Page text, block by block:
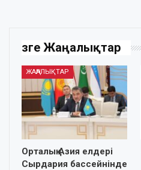
Өзге Жаңалықтар
ЖАҢАЛЫҚТАР
Орталық Азия елдері
Сырдария бассейнінде